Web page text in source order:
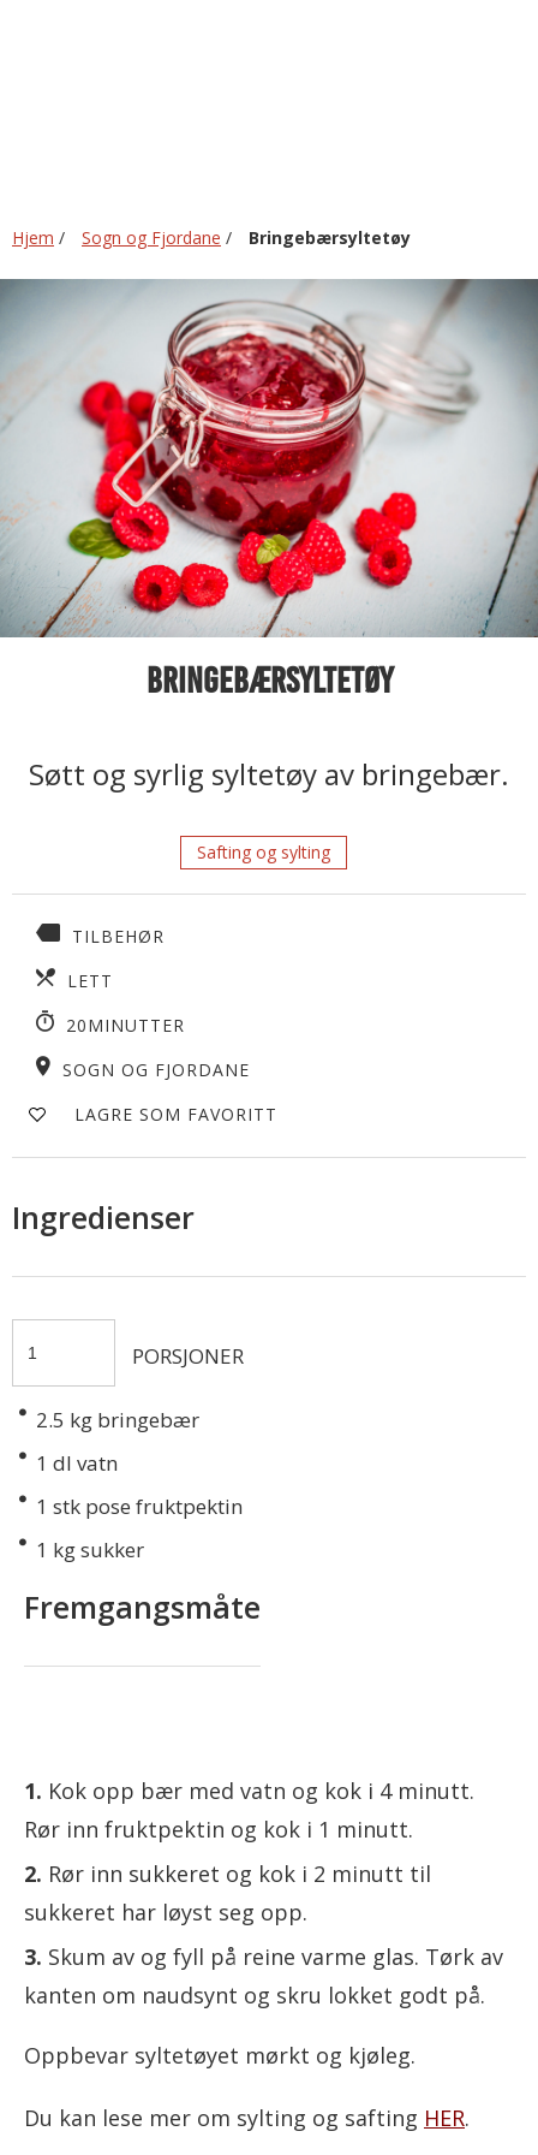
Hjem / Sogn og Fjordane / Bringebærsyltetøy
Bringebærsyltetøy
Søtt og syrlig syltetøy av bringebær.
Safting og sylting
TILBEHØR
LETT
20MINUTTER
SOGN OG FJORDANE
LAGRE SOM FAVORITT
Ingredienser
PORSJONER
2.5 kg bringebær
1 dl vatn
1 stk pose fruktpektin
1 kg sukker
Fremgangsmåte
Kok opp bær med vatn og kok i 4 minutt.
Rør inn fruktpektin og kok i 1 minutt.
Rør inn sukkeret og kok i 2 minutt til
sukkeret har løyst seg opp.
Skum av og fyll på reine varme glas. Tørk av
kanten om naudsynt og skru lokket godt på.
Oppbevar syltetøyet mørkt og kjøleg.
Du kan lese mer om sylting og safting HER.